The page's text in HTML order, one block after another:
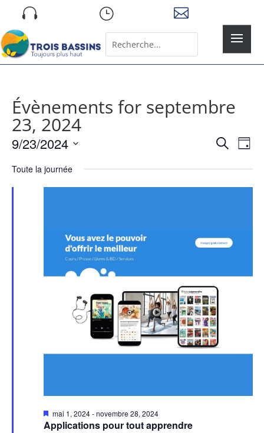
 } 
for...
Évènements for septembre
23, 2024
de
Recherche
de
Jour
9/23/2024
une
date.
Toute la journée
Applications pour tout apprendre
Mis
en
mai 1, 2024-novembre 28, 2024